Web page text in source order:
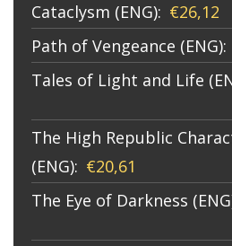
Cataclysm (ENG): €26,12
Path of Vengeance (ENG):
Tales of Light and Life
The High Republic
(ENG): €20,61
The Eye of Darkness